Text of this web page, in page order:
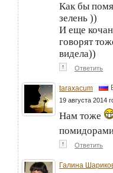
Как бы
зелень ))
И еще
говорят
видела))
↑ Ответить
taraxacum
19 августа 2014
Нам тоже
↑ Ответить
Галина